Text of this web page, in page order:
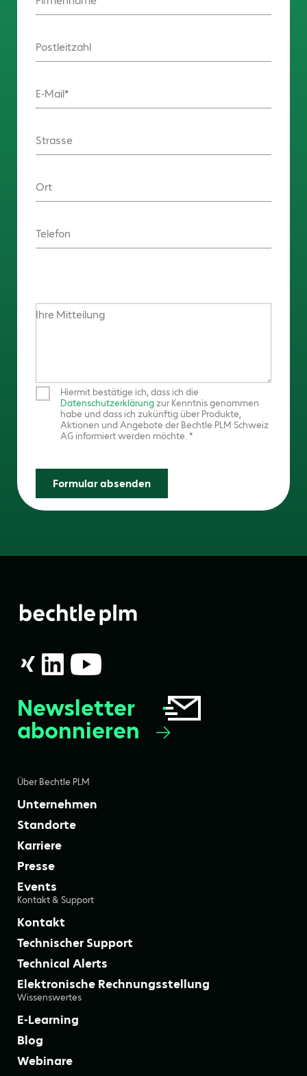
Postleitzahl
E-Mail
Strasse
Ort
Telefon
Ihre Mitteilung
Hiermit bestätige ich, dass ich die
Datenschutzerklärungzur Kenntnis genommen
habe und dass ich zukünftig über Produkte,
Aktionen und Angebote der Bechtle PLM Schweiz
AG informiert werden möchte.
Formular absenden
Über Bechtle PLM
Unternehmen
Standorte
Karriere
Presse
Events
Kontakt & Support
Kontakt
Technischer Support
Technical Alerts
Elektronische Rechnungsstellung
Wissenswertes
E-Learning
Blog
Webinare
Newsletter
abonnieren